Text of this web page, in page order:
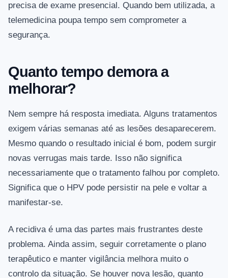
precisa de exame presencial. Quando bem utilizada, a
telemedicina poupa tempo sem comprometer a
segurança.
Quanto tempo demora a
melhorar?
Nem sempre há resposta imediata. Alguns tratamentos
exigem várias semanas até as lesões desaparecerem.
Mesmo quando o resultado inicial é bom, podem surgir
novas verrugas mais tarde. Isso não significa
necessariamente que o tratamento falhou por completo.
Significa que o HPV pode persistir na pele e voltar a
manifestar-se.
A recidiva é uma das partes mais frustrantes deste
problema. Ainda assim, seguir corretamente o plano
terapêutico e manter vigilância melhora muito o
controlo da situação. Se houver nova lesão, quanto